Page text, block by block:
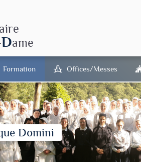
Dame
Formation Offices/Messes
Domini